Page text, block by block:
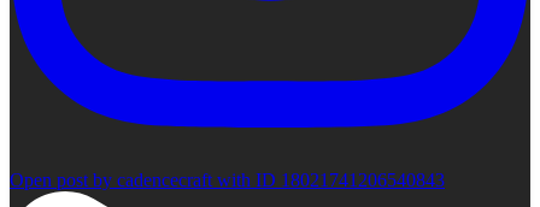
Open post by cadencecraft with ID 18021741206540843